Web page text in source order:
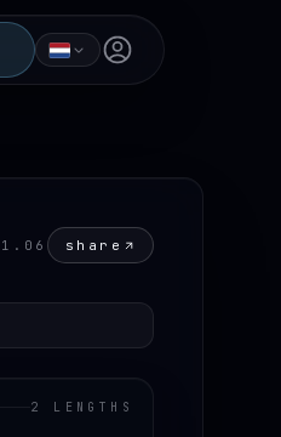
Open user menu
share
2 LENGTHS